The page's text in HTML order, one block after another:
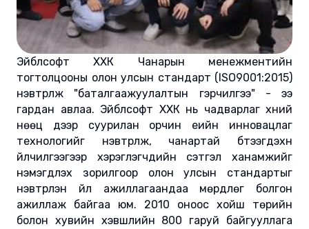
Эйблсофт ХХК Чанарын менежментийн
тогтолцооны олон улсын стандарт (ISO9001:2015)
нэвтрүүлж "баталгаажуулалтын гэрчилгээ" - ээ
гардан авлаа. Эйблсофт ХХК нь чадварлаг хүний
нөөц дээр суурилан орчин үеийн инновацлаг
технологийг нэвтрүүлж, чанартай бүтээгдэхүүн
үйлчилгээгээр хэрэглэгчдийн сэтгэл ханамжийг
нэмэгдүүлэх зорилгоор олон улсын стандартыг
нэвтрүүлэн үйл ажиллагаандаа мөрдлөг болгон
ажиллаж байгаа юм. 2010 оноос хойш төрийн
болон хувийн хэвшлийн 800 гаруй байгууллага